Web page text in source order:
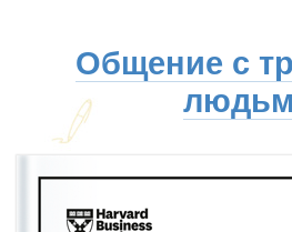
Общение с